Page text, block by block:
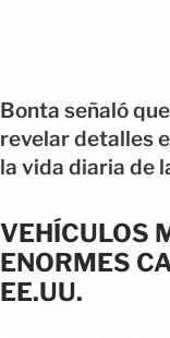
Bonta señaló
revelar detalles
la vida diaria de
VEHÍCULOS
ENORMES
EE.UU.